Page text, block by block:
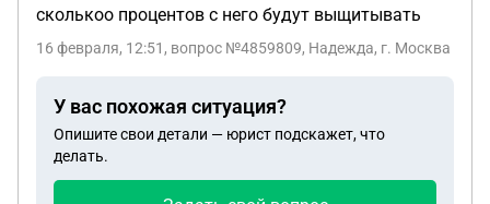
сколькоо процентов с него будут выщитывать
16 февраля, 12:51 , вопрос №4859809, Надежда, г. Москва
У вас похожая ситуация?
Опишите свои детали — юрист подскажет, что
делать.